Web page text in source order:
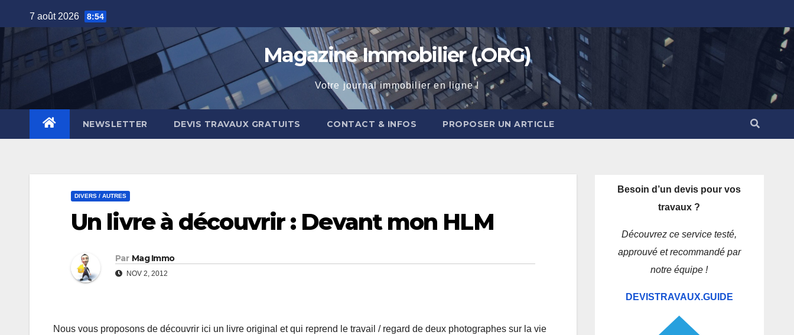
to
7 août 2026 8:54
Magazine Immobilier (.ORG)
Votre journal immobilier en ligne !
NEWSLETTER DEVIS TRAVAUX GRATUITS CONTACT & INFOS PROPOSER UN ARTICLE
DIVERS / AUTRES
Un livre à découvrir : Devant mon HLM
Par Mag Immo
NOV 2, 2012
Nous vous proposons de découvrir ici un livre original et qui reprend le travail / regard de deux photographes sur la vie
Besoin d’un devis pour vos
travaux ?
Découvrez ce service testé,
approuvé et recommandé par
notre équipe !
DEVISTRAVAUX.GUIDE